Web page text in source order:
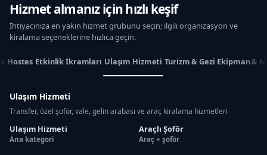
Hizmet almanız için hızlı keşif
İhtiyacınıza en yakın hizmet grubunu seçin; ilgili organizasyon ve
kiralama seçeneklerine hızlıca geçin.
Hostes Etkinlik İkramları Ulaşım Hizmeti Turizm & Gezi Ekipman &
Ulaşım Hizmeti
Transfer, özel şoför, vale, gelin arabası ve araç kiralama hizmetleri
Ulaşım Hizmeti
Ana kategori
Araçlı Şoför
Araç + şoför